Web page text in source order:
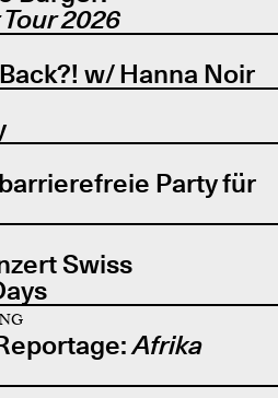
2026
w/ Hanna Noir
Party für
Swiss
Afrika